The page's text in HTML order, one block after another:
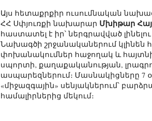
Այս հետաքրքիր ուսումնական
ՀՀ Սփյուռքի նախարար Մխիթար
հաստատել է իր՝ ներգրավված լինելու
Նախագծի շրջանականերում կլինեն
փոխանակումներ հաջողակ և
սպորտի, քաղաքականության,
ասպարեզներում։ Մասնակիցները 7
«միջազգային» սենյակներում՝
համալիրներից մեկում։